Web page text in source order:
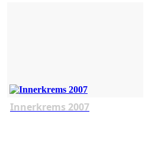
Innerkrems 2007